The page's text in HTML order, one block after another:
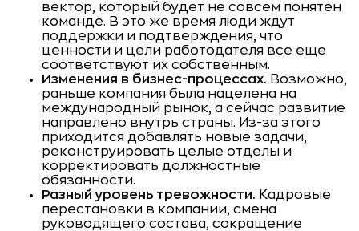
вектор, который будет не совсем понятен
команде. В это же время люди ждут
поддержки и подтверждения, что
ценности и цели работодателя все еще
соответствуют их собственным.
Изменения в бизнес-процессах. Возможно,
раньше компания была нацелена на
международный рынок, а сейчас развитие
направлено внутрь страны. Из-за этого
приходится добавлять новые задачи,
реконструировать целые отделы и
корректировать должностные
обязанности.
Разный уровень тревожности. Кадровые
перестановки в компании, смена
руководящего состава, сокращение